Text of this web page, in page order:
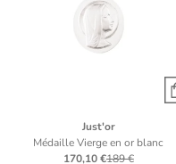
Just'or
Médaille Vierge en or blanc
170,10 €189 €